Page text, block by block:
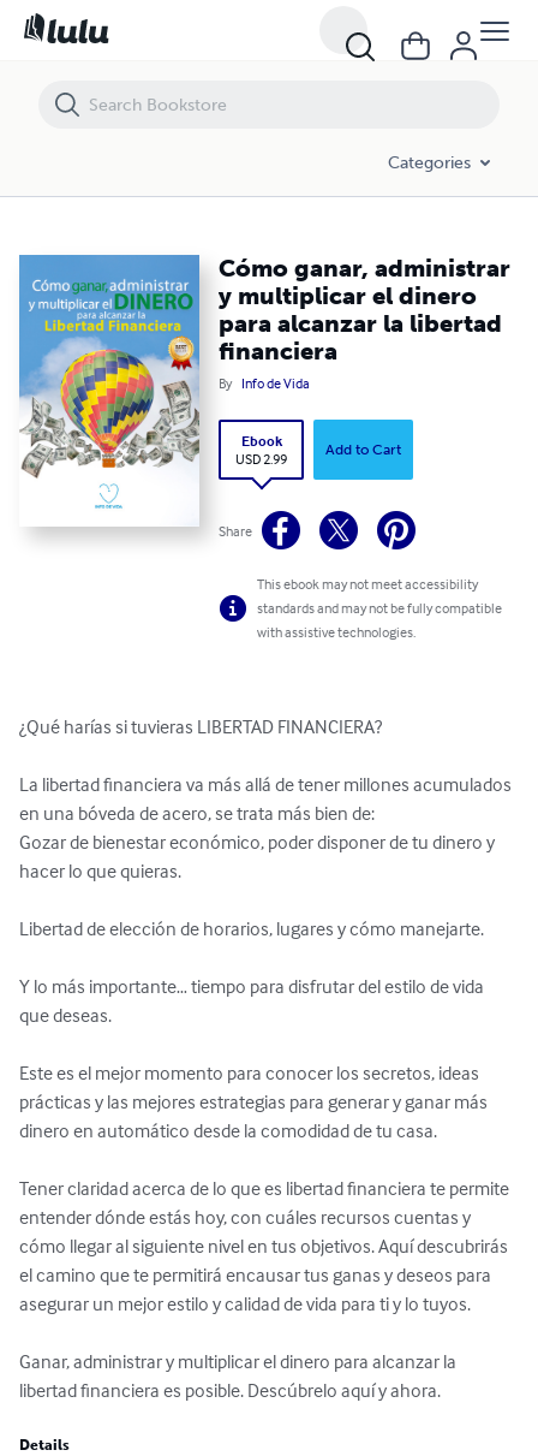
Categories
Cómo ganar, administrar
y multiplicar el dinero
para alcanzar la libertad
financiera
By Info de Vida
Ebook
USD 2.99
Add to Cart
Share
This ebook may not meet accessibility
standards and may not be fully compatible
with assistive technologies.
¿Qué harías si tuvieras LIBERTAD FINANCIERA?
La libertad financiera va más allá de tener millones acumulados
en una bóveda de acero, se trata más bien de:
Gozar de bienestar económico, poder disponer de tu dinero y
hacer lo que quieras.
Libertad de elección de horarios, lugares y cómo manejarte.
Y lo más importante… tiempo para disfrutar del estilo de vida
que deseas.
Este es el mejor momento para conocer los secretos, ideas
prácticas y las mejores estrategias para generar y ganar más
dinero en automático desde la comodidad de tu casa.
Tener claridad acerca de lo que es libertad financiera te permite
entender dónde estás hoy, con cuáles recursos cuentas y
cómo llegar al siguiente nivel en tus objetivos. Aquí descubrirás
el camino que te permitirá encausar tus ganas y deseos para
asegurar un mejor estilo y calidad de vida para ti y lo tuyos.
Ganar, administrar y multiplicar el dinero para alcanzar la
libertad financiera es posible. Descúbrelo aquí y ahora.
Details
Cómo ganar, administrar y multiplicar el dinero para alcanzar la